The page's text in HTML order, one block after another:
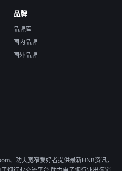
品牌
品牌库
国内品牌
国外品牌
、功夫宽窄爱好者提供最新HNB资讯，